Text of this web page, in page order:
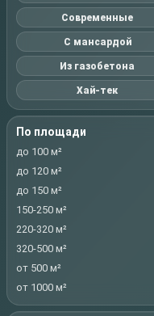
Современные
С мансардой
Из газобетона
Хай-тек
По площади
до 100 м²
до 120 м²
до 150 м²
150-250 м²
220-320 м²
320-500 м²
от 500 м²
от 1000 м²